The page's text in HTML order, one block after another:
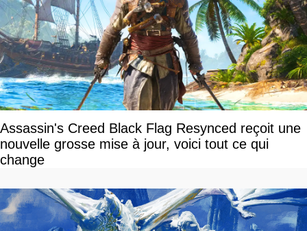
Assassin's Creed Black Flag Resynced reçoit une
nouvelle grosse mise à jour, voici tout ce qui
change